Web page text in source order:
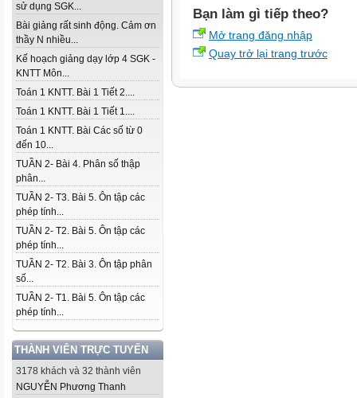
sử dụng SGK...
Bài giảng rất sinh động. Cảm ơn
thầy N nhiều...
Kế hoạch giảng dạy lớp 4 SGK -
KNTT Môn...
Toán 1 KNTT. Bài 1 Tiết 2....
Toán 1 KNTT. Bài 1 Tiết 1....
Toán 1 KNTT. Bài Các số từ 0
đến 10...
TUẦN 2- Bài 4. Phân số thập
phân...
TUẦN 2- T3. Bài 5. Ôn tập các
phép tính...
TUẦN 2- T2. Bài 5. Ôn tập các
phép tính...
TUẦN 2- T2. Bài 3. Ôn tập phân
số...
TUẦN 2- T1. Bài 5. Ôn tập các
phép tính...
THÀNH VIÊN TRỰC TUYẾN
3178 khách và 32 thành viên
NGUYỄN Phương Thanh
Bạn làm gì tiếp theo?
Mở trang đăng nhập
Quay trở lại trang trước